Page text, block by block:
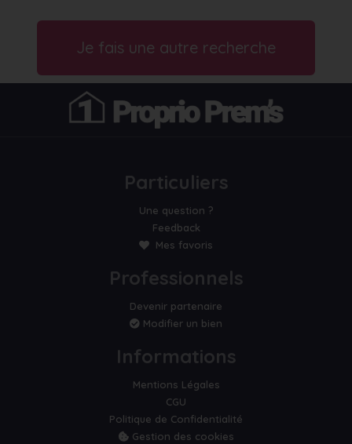
Je fais une autre recherche
Particuliers
Une question ?
Feedback
Mes favoris
Professionnels
Devenir partenaire
Modifier un bien
Informations
Mentions Légales
CGU
Politique de Confidentialité
Gestion des cookies